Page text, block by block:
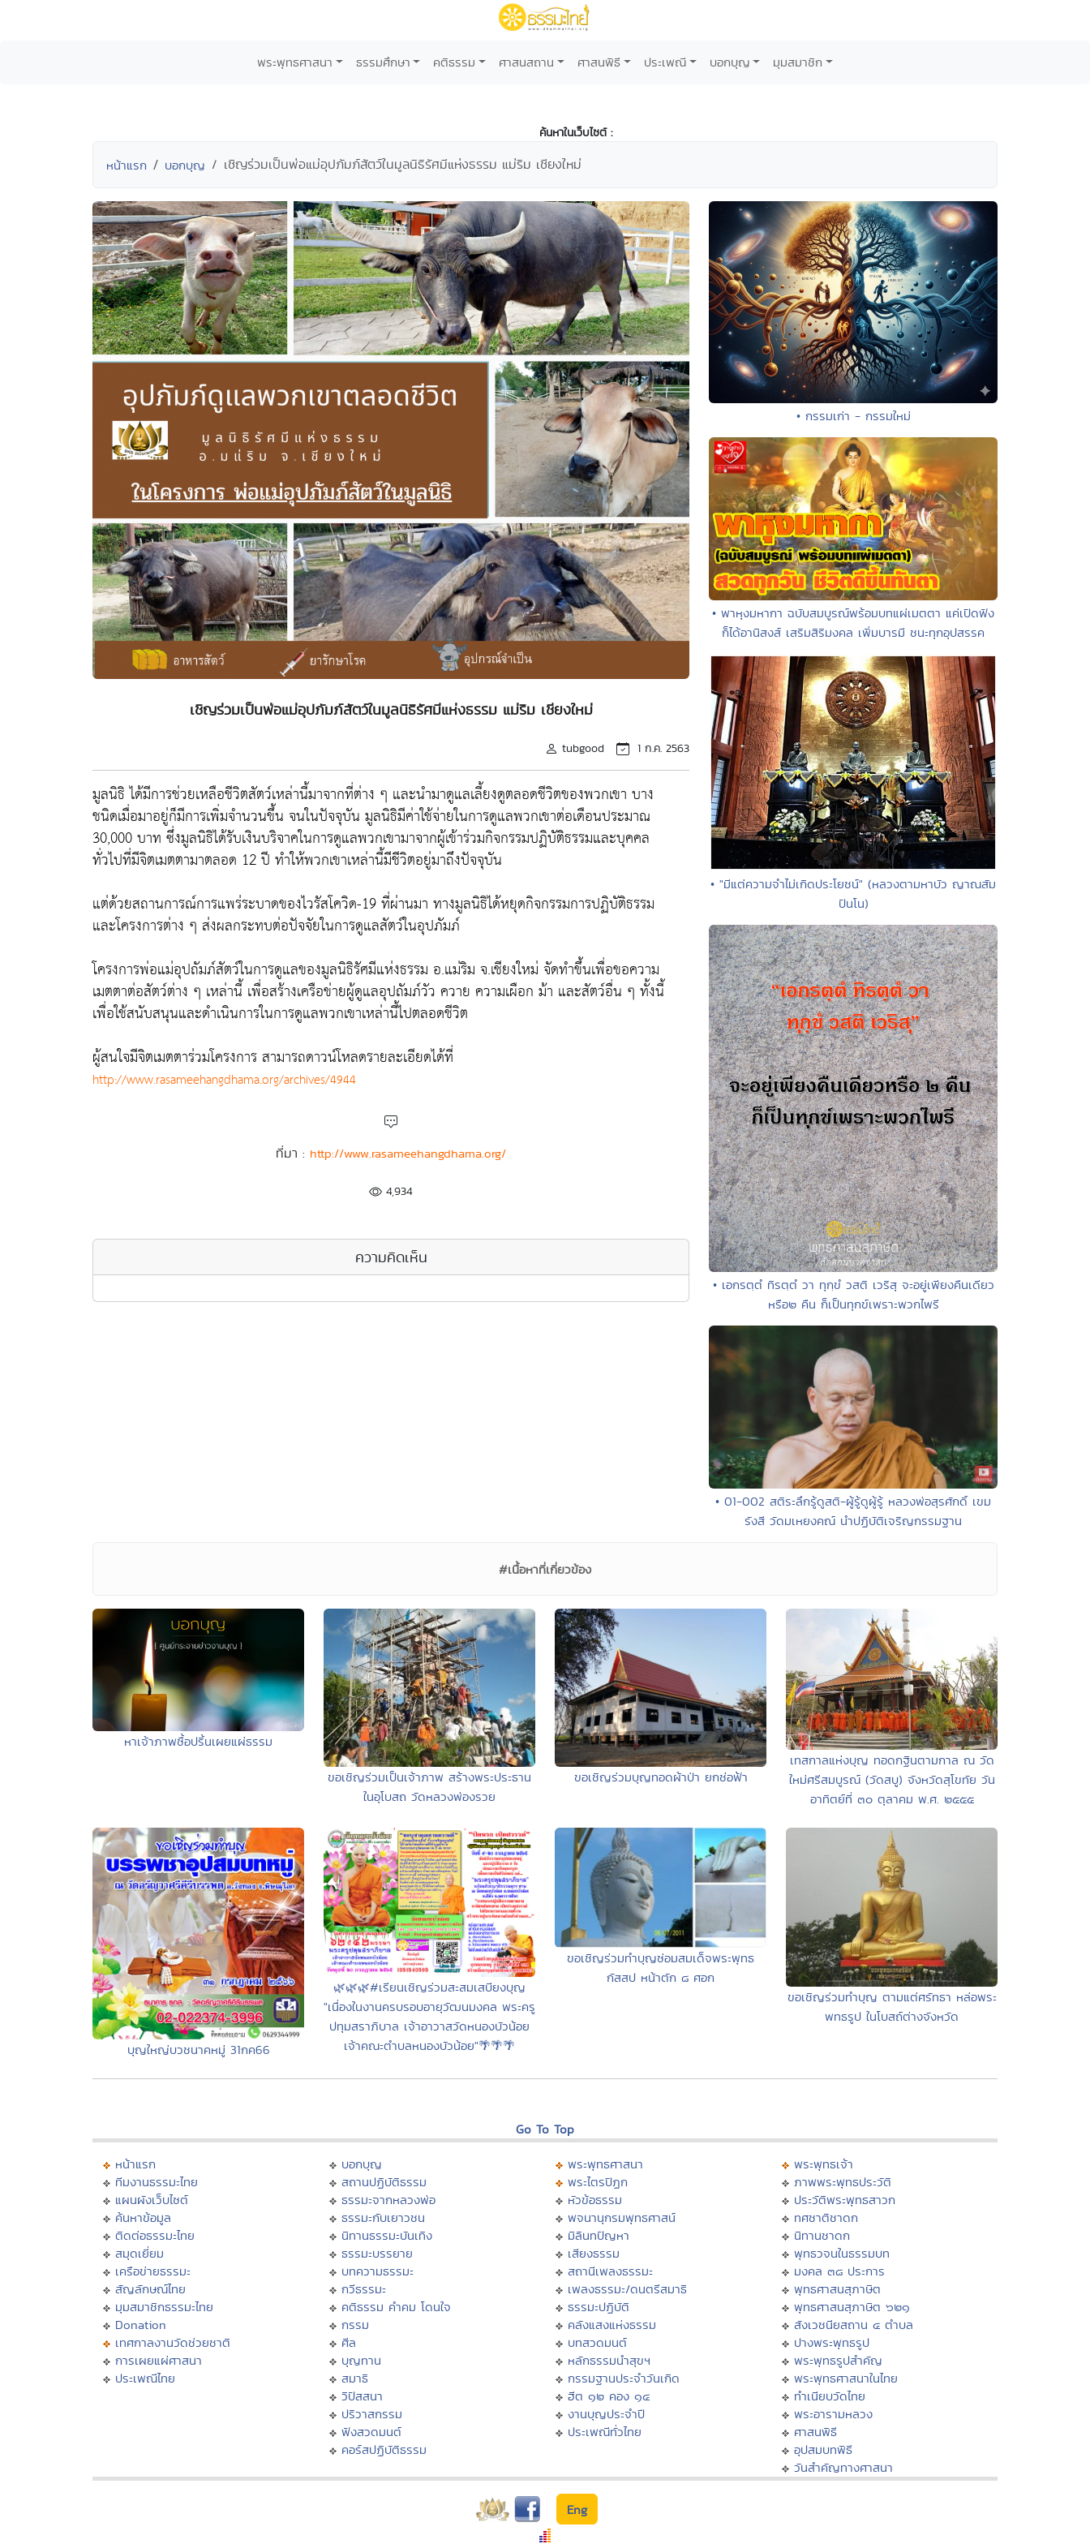
พระพุทธศาสนา ธรรมศึกษา คติธรรม ศาสนสถาน ศาสนพิธี ประเพณี บอกบุญ มุมสมาชิก
ค้นหาในเว็บไซต์ :
หน้าแรก บอกบุญ เชิญร่วมเป็นพ่อแม่อุปภัมภ์สัตว์ในมูลนิธิรัศมีแห่งธรรม แม่ริม เชียงใหม่
เชิญร่วมเป็นพ่อแม่อุปภัมภ์สัตว์ในมูลนิธิรัศมีแห่งธรรม แม่ริม เชียงใหม่
tubgood 1 ก.ค. 2563
มูลนิธิ ได้มีการช่วยเหลือชีวิตสัตว์เหล่านี้มาจากที่ต่าง ๆ และนำมาดูแลเลี้ยงดูตลอดชีวิตของพวกเขา บาง
ชนิดเมื่อมาอยู่ก็มีการเพิ่มจำนวนขึ้น จนในปัจจุบัน มูลนิธิมีค่าใช้จ่ายในการดูแลพวกเขาต่อเดือนประมาณ
30,000 บาท ซึ่งมูลนิธิได้รับเงินบริจาคในการดูแลพวกเขามาจากผู้เข้าร่วมกิจกรรมปฏิบัติธรรมและบุคคล
ทั่วไปที่มีจิตเมตตามาตลอด 12 ปี ทำให้พวกเขาเหล่านี้มีชีวิตอยู่มาถึงปัจจุบัน
แต่ด้วยสถานการณ์การแพร่ระบาดของไวรัสโควิด-19 ที่ผ่านมา ทางมูลนิธิได้หยุดกิจกรรมการปฏิบัติธรรม
และโครงการต่าง ๆ ส่งผลกระทบต่อปัจจัยในการดูแลสัตว์ในอุปภัมภ์
โครงการพ่อแม่อุปถัมภ์สัตว์ในการดูแลของมูลนิธิรัศมีแห่งธรรม อ.แม่ริม จ.เชียงใหม่ จัดทำขึ้นเพื่อขอความ
เมตตาต่อสัตว์ต่าง ๆ เหล่านี้ เพื่อสร้างเครือข่ายผู้ดูแลอุปถัมภ์วัว ควาย ความเผือก ม้า และสัตว์อื่น ๆ ทั้งนี้
เพื่อใช้สนับสนุนและดำเนินการในการดูแลพวกเขาเหล่านี้ไปตลอดชีวิต
ผู้สนใจมีจิตเมตตาร่วมโครงการ สามารถดาวน์โหลดรายละเอียดได้ที่
http://www.rasameehangdhama.org/archives/4944
ที่มา : http://www.rasameehangdhama.org/
4,934
ความคิดเห็น
• กรรมเก่า - กรรมใหม่
• พาหุงมหากา ฉบับสมบูรณ์พร้อมบทแผ่เมตตา แค่เปิดฟัง
ก็ได้อานิสงส์ เสริมสิริมงคล เพิ่มบารมี ชนะทุกอุปสรรค
• "มีแต่ความจำไม่เกิดประโยชน์" (หลวงตามหาบัว ญาณสัม
ปันโน)
• เอกรตฺตํ ทิรตฺตํ วา ทุกฺขํ วสติ เวริสุ จะอยู่เพียงคืนเดียว
หรือ๒ คืน ก็เป็นทุกข์เพราะพวกไพรี
• 01-002 สติระลึกรู้ดูสติ-ผู้รู้ดูผู้รู้ หลวงพ่อสุรศักดิ์ เขม
รังสี วัดมเหยงคณ์ นำปฏิบัติเจริญกรรมฐาน
#เนื้อหาที่เกี่ยวข้อง
หาเจ้าภาพซื้อปริ้นเผยแผ่ธรรม
ขอเชิญร่วมเป็นเจ้าภาพ สร้างพระประธาน
ในอุโบสถ วัดหลวงพ่องรวย
ขอเชิญร่วมบุญทอดผ้าป่า ยกช่อฟ้า
เทสกาลแห่งบุญ ทอดกฐินตามกาล ณ วัด
ใหม่ศรีสมบูรณ์ (วัดสบู) จังหวัดสุโขทัย วัน
อาทิตย์ที่ ๓๐ ตุลาคม พ.ศ. ๒๕๕๕
บุญใหญ่บวชนาคหมู่ 31กค66
🌿🌿🌿#เรียนเชิญร่วมสะสมเสบียงบุญ
"เนื่องในงานครบรอบอายุวัฒนมงคล พระครู
ปทุมสราภิบาล เจ้าอาวาสวัดหนองบัวน้อย
เจ้าคณะตำบลหนองบัวน้อย"🌴🌴🌴
ขอเชิญร่วมทำบุญซ่อมสมเด็จพระพุทธ
กัสสป หน้าตัก ๘ ศอก
ขอเชิญร่วมทำบุญ ตามแต่ศรัทธา หล่อพระ
พทธรูป ในโบสถ์ต่างจังหวัด
Go To Top
หน้าแรก
ทีมงานธรรมะไทย
แผนผังเว็บไซต์
ค้นหาข้อมูล
ติดต่อธรรมะไทย
สมุดเยี่ยม
เครือข่ายธรรมะ
สัญลักษณ์ไทย
มุมสมาชิกธรรมะไทย
Donation
เทศกาลงานวัดช่วยชาติ
การเผยแผ่ศาสนา
ประเพณีไทย
บอกบุญ
สถานปฏิบัติธรรม
ธรรมะจากหลวงพ่อ
ธรรมะกับเยาวชน
นิทานธรรมะบันเทิง
ธรรมะบรรยาย
บทความธรรมะ
กวีธรรมะ
คติธรรม คำคม โดนใจ
กรรม
ศีล
บุญทาน
สมาธิ
วิปัสสนา
ปริวาสกรรม
ฟังสวดมนต์
คอร์สปฏิบัติธรรม
พระพุทธศาสนา
พระไตรปิฏก
หัวข้อธรรม
พจนานุกรมพุทธศาสน์
มิลินทปัญหา
เสียงธรรม
สถานีเพลงธรรมะ
เพลงธรรมะ/ดนตรีสมาธิ
ธรรมะปฏิบัติ
คลังแสงแห่งธรรม
บทสวดมนต์
หลักธรรมนำสุขฯ
กรรมฐานประจำวันเกิด
ฮีต ๑๒ คอง ๑๔
งานบุญประจำปี
ประเพณีทั่วไทย
พระพุทธเจ้า
ภาพพระพุทธประวัติ
ประวัติพระพุทธสาวก
ทศชาติชาดก
นิทานชาดก
พุทธวจนในธรรมบท
มงคล ๓๘ ประการ
พุทธศาสนสุภาษิต
พุทธศาสนสุภาษิต ๖๒๑
สังเวชนียสถาน ๔ ตำบล
ปางพระพุทธรูป
พระพุทธรูปสำคัญ
พระพุทธศาสนาในไทย
ทำเนียบวัดไทย
พระอารามหลวง
ศาสนพิธี
อุปสมบทพิธี
วันสำคัญทางศาสนา
Eng